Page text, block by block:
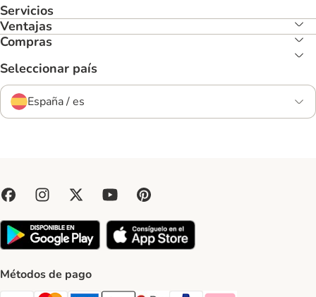
Servicios
Ventajas
Compras
Seleccionar país
España / es
Métodos de pago